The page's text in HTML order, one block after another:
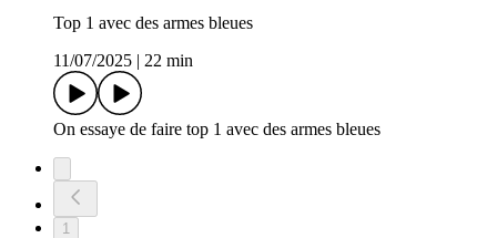
Top 1 avec des armes bleues
11/07/2025 | 22 min
On essaye de faire top 1 avec des armes bleues
1